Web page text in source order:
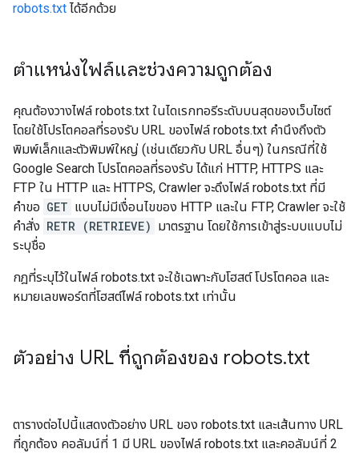
robots.txt ได้อีกด้วย
ตำแหน่งไฟล์และช่วงความถูกต้อง
คุณต้องวางไฟล์ robots.txt ในไดเรกทอรีระดับบนสุดของเว็บไซต์
โดยใช้โปรโตคอลที่รองรับ URL ของไฟล์ robots.txt คำนึงถึงตัว
พิมพ์เล็กและตัวพิมพ์ใหญ่ (เช่นเดียวกับ URL อื่นๆ) ในกรณีที่ใช้
Google Search โปรโตคอลที่รองรับ ได้แก่ HTTP, HTTPS และ
FTP ใน HTTP และ HTTPS, Crawler จะดึงไฟล์ robots.txt ที่มี
คำขอ GET แบบไม่มีเงื่อนไขของ HTTP และใน FTP, Crawler จะใช้
คำสั่ง RETR (RETRIEVE) มาตรฐาน โดยใช้การเข้าสู่ระบบแบบไม่
ระบุชื่อ
กฎที่ระบุไว้ในไฟล์ robots.txt จะใช้เฉพาะกับโฮสต์ โปรโตคอล และ
หมายเลขพอร์ตที่โฮสต์ไฟล์ robots.txt เท่านั้น
ตัวอย่าง URL ที่ถูกต้องของ robots.txt
ตารางต่อไปนี้แสดงตัวอย่าง URL ของ robots.txt และเส้นทาง URL
ที่ถูกต้อง คอลัมน์ที่ 1 มี URL ของไฟล์ robots.txt และคอลัมน์ที่ 2